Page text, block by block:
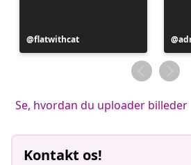
Opslag
offentliggjort
flatwithcat
af
Se, hvordan du uploader billeder
Kontakt os!